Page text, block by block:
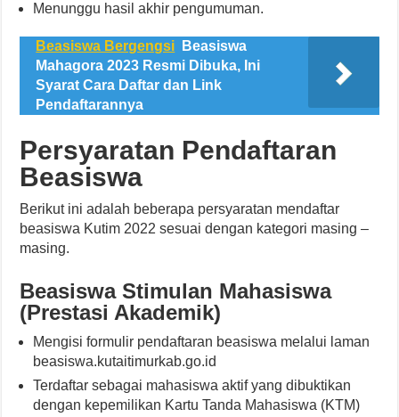
Menunggu hasil akhir pengumuman.
Beasiswa Bergengsi
Beasiswa
Mahagora 2023 Resmi Dibuka, Ini
Syarat Cara Daftar dan Link
Pendaftarannya
Persyaratan Pendaftaran
Beasiswa
Berikut ini adalah beberapa persyaratan mendaftar
beasiswa Kutim 2022 sesuai dengan kategori masing –
masing.
Beasiswa Stimulan Mahasiswa
(Prestasi Akademik)
Mengisi formulir pendaftaran beasiswa melalui laman
beasiswa.kutaitimurkab.go.id
Terdaftar sebagai mahasiswa aktif yang dibuktikan
dengan kepemilikan Kartu Tanda Mahasiswa (KTM)